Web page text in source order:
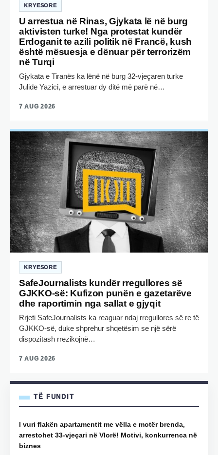
KRYESORE
U arrestua në Rinas, Gjykata lë në burg
aktivisten turke! Nga protestat kundër
Erdoganit te azili politik në Francë, kush
është mësuesja e dënuar për terrorizëm
në Turqi
Gjykata e Tiranës ka lënë në burg 32-vjeçaren turke
Julide Yazici, e arrestuar dy ditë më parë në…
7 AUG 2026
KRYESORE
SafeJournalists kundër rregullores së
GJKKO-së: Kufizon punën e gazetarëve
dhe raportimin nga sallat e gjyqit
Rrjeti SafeJournalists ka reaguar ndaj rregullores së re të
GJKKO-së, duke shprehur shqetësim se një sërë
dispozitash rrezikojnë…
7 AUG 2026
TË FUNDIT
I vuri flakën apartamentit me vëlla e motër brenda,
arrestohet 33-vjeçari në Vlorë! Motivi, konkurrenca në
biznes